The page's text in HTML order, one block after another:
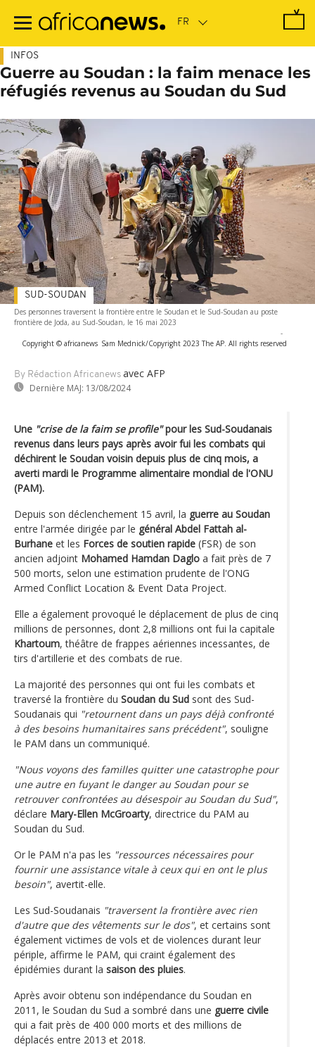
contenu
INFOS
Guerre au Soudan : la faim menace les
réfugiés revenus au Soudan du Sud
Des personnes traversent la frontière entre le Soudan et le Sud-Soudan au poste
frontière de Joda, au Sud-Soudan, le 16 mai 2023
-
Copyright © africanews Sam Mednick/Copyright 2023 The AP. All rights reserved
By Rédaction Africanews avec AFP
Dernière MAJ: 13/08/2024
SUD-SOUDAN
Une "crise de la faim se profile"pour les Sud-Soudanais
revenus dans leurs pays après avoir fui les combats qui
déchirent le Soudan voisin depuis plus de cinq mois, a
averti mardi le Programme alimentaire mondial de l'ONU
(PAM).
Depuis son déclenchement 15 avril, la guerre au Soudan
entre l'armée dirigée par le général Abdel Fattah al-
Burhane et les Forces de soutien rapide (FSR) de son
ancien adjoint Mohamed Hamdan Daglo a fait près de 7
500 morts, selon une estimation prudente de l'ONG
Armed Conflict Location & Event Data Project.
Elle a également provoqué le déplacement de plus de cinq
millions de personnes, dont 2,8 millions ont fui la capitale
Khartoum, théâtre de frappes aériennes incessantes, de
tirs d'artillerie et des combats de rue.
La majorité des personnes qui ont fui les combats et
traversé la frontière du Soudan du Sud sont des Sud-
Soudanais qui "retournent dans un pays déjà confronté
à des besoins humanitaires sans précédent", souligne
le PAM dans un communiqué.
"Nous voyons des familles quitter une catastrophe pour
une autre en fuyant le danger au Soudan pour se
retrouver confrontées au désespoir au Soudan du Sud",
déclare Mary-Ellen McGroarty, directrice du PAM au
Soudan du Sud.
Or le PAM n'a pas les "ressources nécessaires pour
fournir une assistance vitale à ceux qui en ont le plus
besoin", avertit-elle.
Les Sud-Soudanais "traversent la frontière avec rien
d'autre que des vêtements sur le dos", et certains sont
également victimes de vols et de violences durant leur
périple, affirme le PAM, qui craint également des
épidémies durant la saison des pluies.
Après avoir obtenu son indépendance du Soudan en
2011, le Soudan du Sud a sombré dans une guerre civile
qui a fait près de 400 000 morts et des millions de
déplacés entre 2013 et 2018.